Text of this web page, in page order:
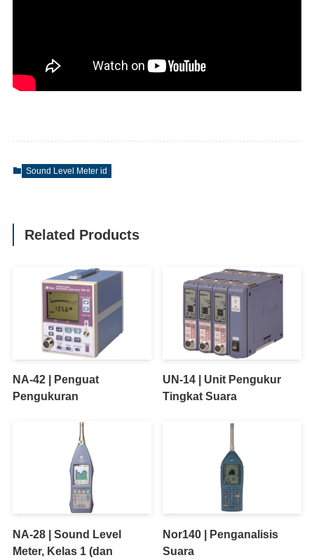
Sound Level Meter id
Related Products
NA-42 | Penguat
Pengukuran
UN-14 | Unit Pengukur
Tingkat Suara
NA-28 | Sound Level
Meter, Kelas 1 (dan
Nor140 | Penganalisis
Suara